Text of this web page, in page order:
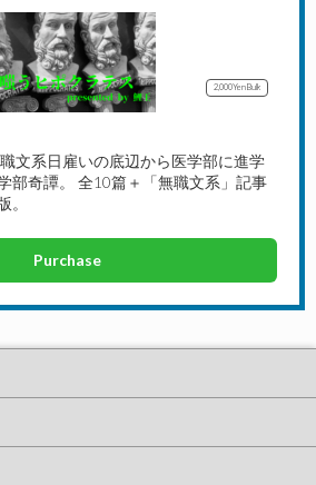
2,000YenBulk
文系日雇いの底辺から医学部に進学
部奇譚。 全10篇＋「無職文系」記事
。
Purchase